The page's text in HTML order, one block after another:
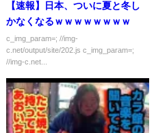
【速報】日本、ついに夏と冬し
かなくなるｗｗｗｗｗｗｗｗ
c_img_param=; //img-
c.net/output/site/202.js c_img_param=;
//img-c.net...